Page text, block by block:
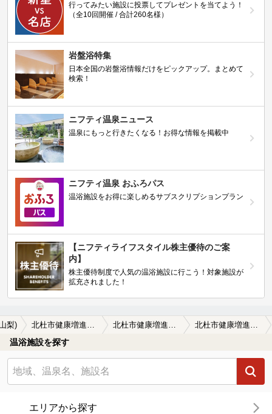
行ってみたい施設に投票してプレゼントを当てよう！
（全10回開催 / 合計260名様）
岩盤浴特集
日本全国の岩盤浴情報だけをピックアップ。まとめて
検索！
ニフティ温泉ニュース
温泉にもっと行きたくなる！お得な情報を掲載中
ニフティ温泉 おふろパス
温浴施設をお得に楽しめるサブスクリプションプラン
【ニフティライフスタイル株主優待のご案
内】
株主優待制度で人気の温浴施設に行こう！対象施設が
拡充されました！
梨) 北杜市健康増進施設 健康ランド須玉 北杜市健康増進施設 健康ランド須玉の口コミ一覧 北杜市健康増進施設 健康ランド須玉の口コミ 市外は温泉のみでも720円になっていま…
温浴施設を探す
エリアから探す